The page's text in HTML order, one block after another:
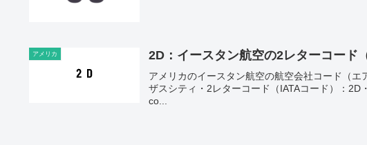
アメリカ 2D：イースタン航空の2レターコード
アメリカのイースタン航空の航空会社コード（
ザスシティ・2レターコード（IATAコード）：
co...